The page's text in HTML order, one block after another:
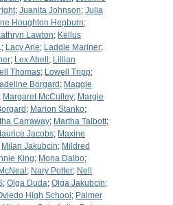
; Juanita Johnson; Julia
Houghton Hepburn;
Lawton; Kellus
; Lacy Arie; Laddie Mariner;
; Lex Abell ; Lillian
Thomas; Lowell Tripp;
Borgard ; Maggie
; Margaret McCulley; Margie
; Marion Stanko;
Carraway; Martha Talbott;
Jacobs; Maxine
Milan Jakubcin; Mildred
King; Mona Dalbo;
; Nary Potter; Nell
; Olga Duda; Olga Jakubcin;
High School ; Palmer